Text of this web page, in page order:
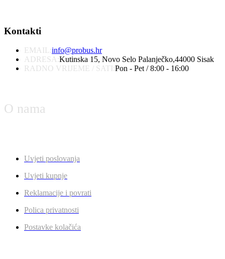
Kontakti
EMAIL:info@probus.hr
ADRESA:Kutinska 15, Novo Selo Palanječko,44000 Sisak
RADNO VRIJEME / SATI:Pon - Pet / 8:00 - 16:00
O nama
Uvjeti poslovanja
Uvjeti kupnje
Reklamacije i povrati
Polica privatnosti
Postavke kolačića